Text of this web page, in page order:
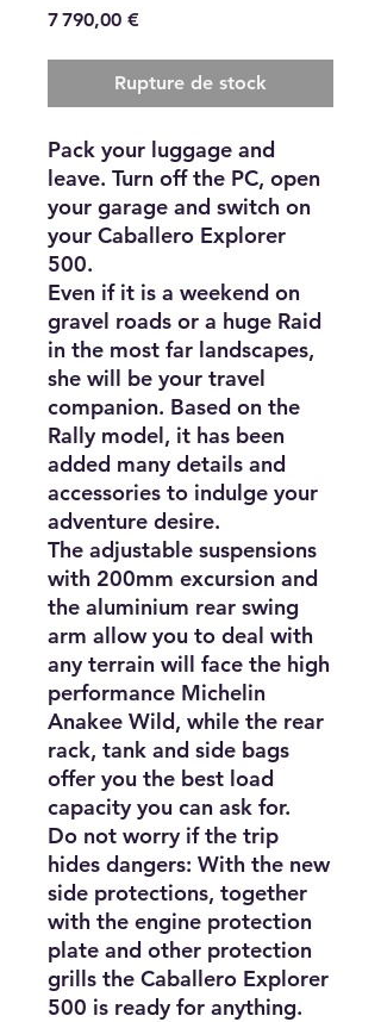
7 790,00 €Prix
Rupture de stock
Pack your luggage and
leave. Turn off the PC, open
your garage and switch on
your Caballero Explorer
500.
Even if it is a weekend on
gravel roads or a huge Raid
in the most far landscapes,
she will be your travel
companion. Based on the
Rally model, it has been
added many details and
accessories to indulge your
adventure desire.
The adjustable suspensions
with 200mm excursion and
the aluminium rear swing
arm allow you to deal with
any terrain will face the high
performance Michelin
Anakee Wild, while the rear
rack, tank and side bags
offer you the best load
capacity you can ask for.
Do not worry if the trip
hides dangers: With the new
side protections, together
with the engine protection
plate and other protection
grills the Caballero Explorer
500 is ready for anything.